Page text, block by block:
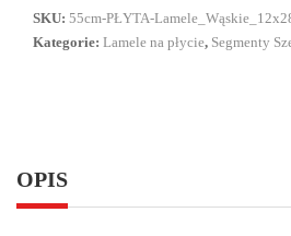
SKU: 55cm-PŁYTA-
Kategorie: Lamele na płycie, Segmenty
OPIS